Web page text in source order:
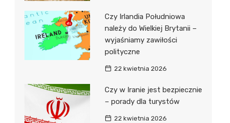
Czy Irlandia Południowa
należy do Wielkiej Brytanii –
wyjaśniamy zawiłości
polityczne
22 kwietnia 2026
Czy w Iranie jest bezpiecznie
– porady dla turystów
22 kwietnia 2026